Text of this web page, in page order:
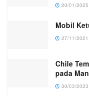
20/01/
Mobil
27/11/
Chile
pada
30/03/